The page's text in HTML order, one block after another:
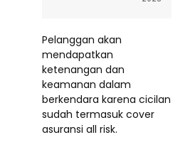
Pelanggan akan
mendapatkan
ketenangan dan
keamanan dalam
berkendara karena cicilan
sudah termasuk cover
asuransi all risk.